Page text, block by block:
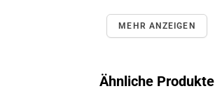
MEHR ANZEIGEN
Ähnliche Produkte